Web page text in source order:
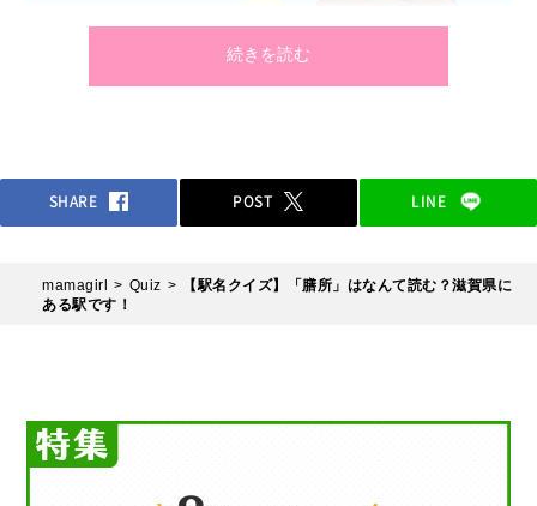
続きを読む
SHARE POST LINE
mamagirl Quiz
【駅名クイズ】「膳所」はなんて読む？滋賀県に
ある駅です！